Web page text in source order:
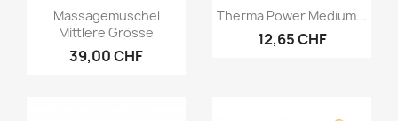
Vorschau
Massagemuschel
Mittlere Grösse
39,00 CHF
Vorschau
Therma Power Medium...
12,65 CHF